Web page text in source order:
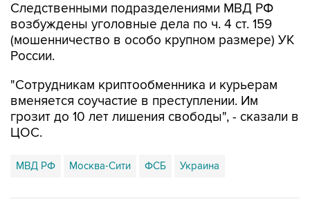
Следственными подразделениями МВД РФ
возбуждены уголовные дела по ч. 4 ст. 159
(мошенничество в особо крупном размере) УК
России.
"Сотрудникам криптообменника и курьерам
вменяется соучастие в преступлении. Им
грозит до 10 лет лишения свободы", - сказали в
ЦОС.
МВД РФ Москва-Сити ФСБ Украина